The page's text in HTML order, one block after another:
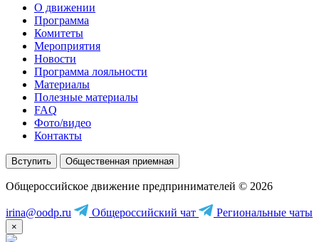
О движении
Программа
Комитеты
Мероприятия
Новости
Программа лояльности
Материалы
Полезные материалы
FAQ
Фото/видео
Контакты
Вступить Общественная приемная
Общероссийское движение предпринимателей © 2026
irina@oodp.ru Общероссийский чат Региональные чаты
×